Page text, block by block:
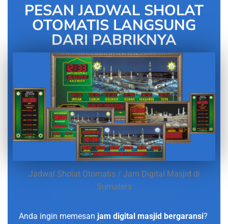
PESAN JADWAL SHOLAT
OTOMATIS LANGSUNG
DARI PABRIKNYA
Jadwal Sholat Otomatis / Jam Digital Masjid di
Sumatera
Anda ingin memesan jam digital masjid bergaransi?